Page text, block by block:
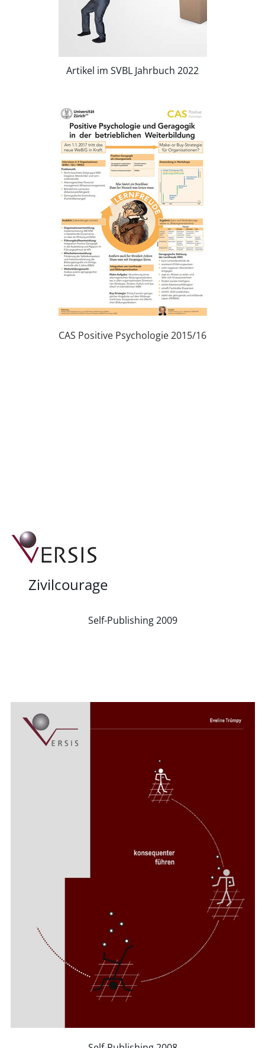
Artikel im SVBL Jahrbuch 2022
CAS Positive Psychologie 2015/16
Zivilcourage
Self-Publishing 2009